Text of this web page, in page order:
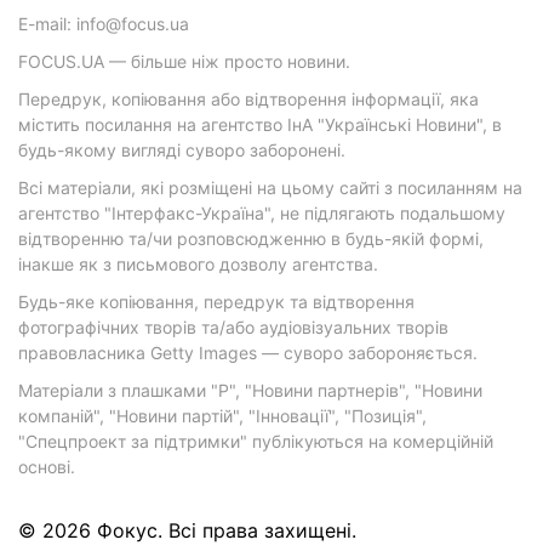
E-mail: info@focus.ua
FOCUS.UA — більше ніж просто новини.
Передрук, копіювання або відтворення інформації, яка
містить посилання на агентство ІнА "Українські Новини", в
будь-якому вигляді суворо заборонені.
Всі матеріали, які розміщені на цьому сайті з посиланням на
агентство "Інтерфакс-Україна", не підлягають подальшому
відтворенню та/чи розповсюдженню в будь-якій формі,
інакше як з письмового дозволу агентства.
Будь-яке копіювання, передрук та відтворення
фотографічних творів та/або аудіовізуальних творів
правовласника Getty Images — суворо забороняється.
Матеріали з плашками "Р", "Новини партнерів", "Новини
компаній", "Новини партій", "Інновації", "Позиція",
"Спецпроект за підтримки" публікуються на комерційній
основі.
© 2026 Фокус. Всі права захищені.